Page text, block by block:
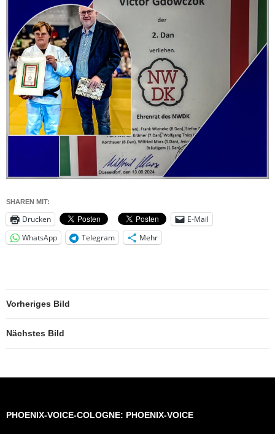
SHAREN MIT:
Drucken
E-Mail
WhatsApp
Telegram Mehr
Vorheriges Bild
Nächstes Bild
PHOENIX-VOICE-COLOGNE: PHOENIX-VOICE